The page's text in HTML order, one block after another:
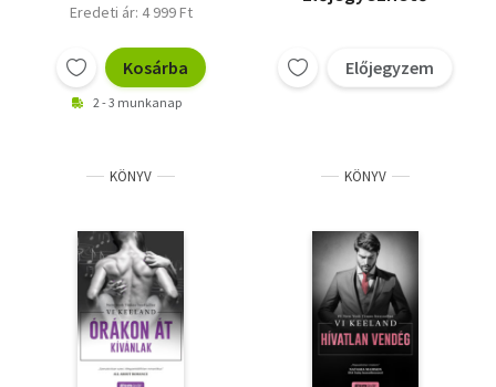
Eredeti ár: 4 999 Ft
Kosárba
2 - 3 munkanap
Előjegyzem
KÖNYV KÖNYV